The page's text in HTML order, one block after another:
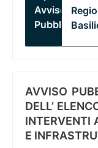
Avviso
Pubblico
AVVISO
DELL’
INTERVENTI
E